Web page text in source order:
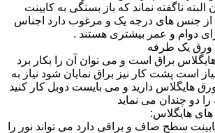
ناگفته نماند که باز بستگی به کابینت
از جنس های درجه یک و مرغوب دارد اجناس
دوام و عمر بیشتری هستند .
براق است و می توان آن را بکار برد
است پشت کار نیز براق نمایان شود نیاز به
ورق هایگلاس دارید و می بایست دوبل کار کنید
دو چندان می نماید
های هایگلاس:
سطح صاف و براقی دارد می تواند نور را